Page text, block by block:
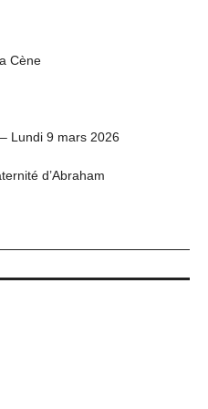
Cène
Lundi 9 mars 2026
d’Abraham